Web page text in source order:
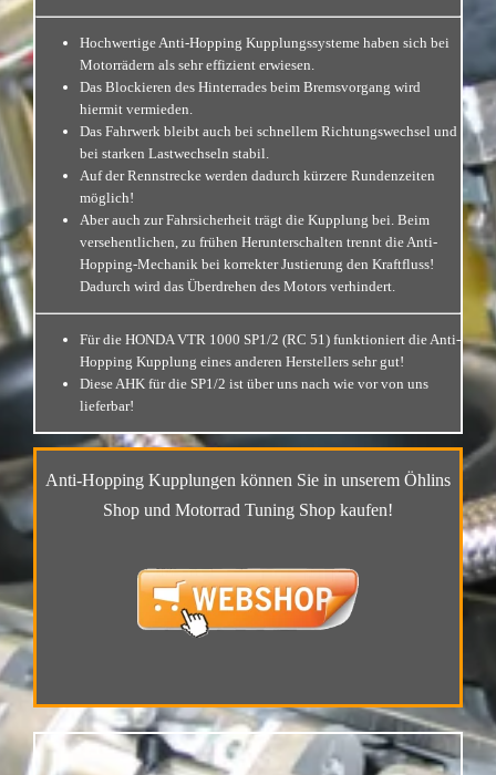
Hochwertige Anti-Hopping Kupplungssysteme haben sich bei
Motorrädern als sehr effizient erwiesen.
Das Blockieren des Hinterrades beim Bremsvorgang wird
hiermit vermieden.
Das Fahrwerk bleibt auch bei schnellem Richtungswechsel und
bei starken Lastwechseln stabil.
Auf der Rennstrecke werden dadurch kürzere Rundenzeiten
möglich!
Aber auch zur Fahrsicherheit trägt die Kupplung bei. Beim
versehentlichen, zu frühen Herunterschalten trennt die Anti-
Hopping-Mechanik bei korrekter Justierung den Kraftfluss!
Dadurch wird das Überdrehen des Motors verhindert.
Für die HONDA VTR 1000 SP1/2 (RC 51) funktioniert die Anti-
Hopping Kupplung eines anderen Herstellers sehr gut!
Diese AHK für die SP1/2 ist über uns nach wie vor von uns
lieferbar!
Anti-Hopping Kupplungen können Sie in unserem Öhlins
Shop und Motorrad Tuning Shop kaufen!